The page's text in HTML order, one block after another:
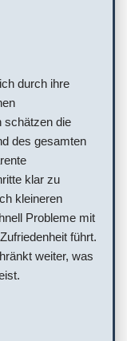
durch ihre
schätzen die
des gesamten
klar zu
kleineren
Probleme mit
führt.
weiter, was